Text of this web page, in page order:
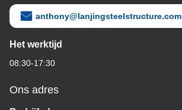
anthony@lanjingsteelstructure.com
Het werktijd
08:30-17:30
Ons adres